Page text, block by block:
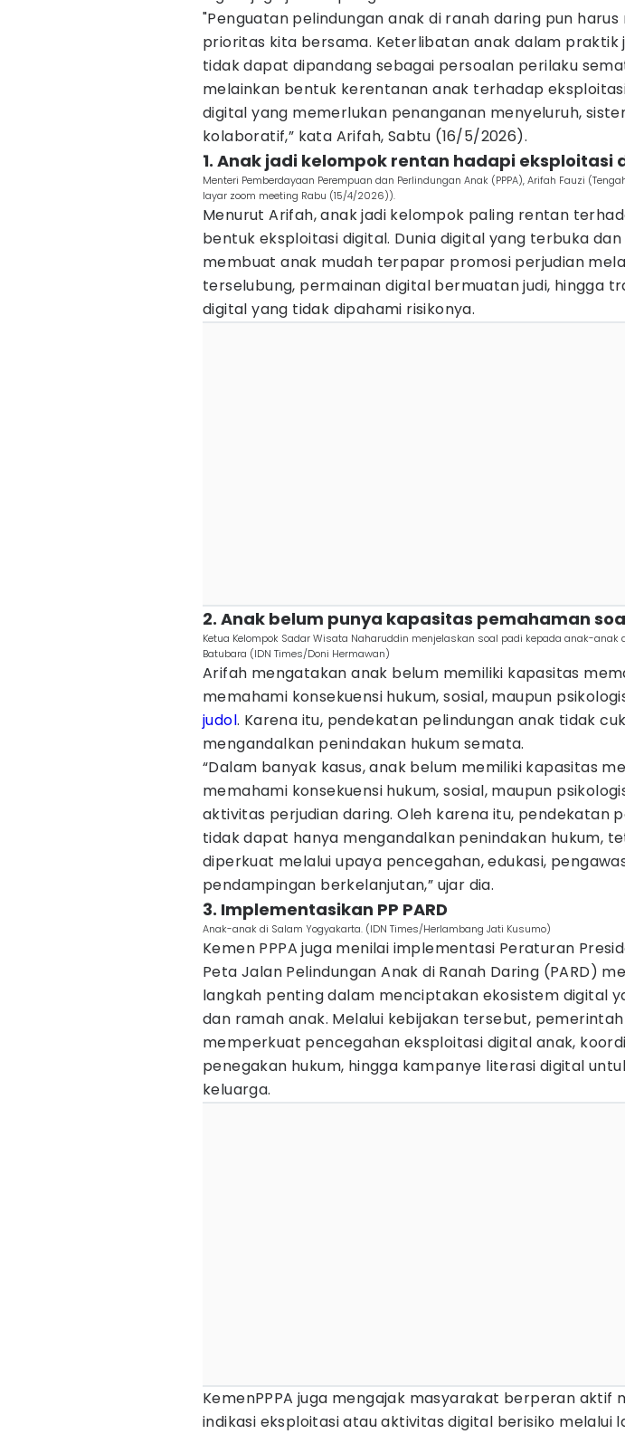
"Penguatan pelindungan anak di ranah daring pun harus
prioritas kita bersama. Keterlibatan anak dalam praktik
tidak dapat dipandang sebagai persoalan perilaku
melainkan bentuk kerentanan anak terhadap
digital yang memerlukan penanganan menyeluruh,
kolaboratif,” kata Arifah, Sabtu (16/5/2026).
1. Anak jadi kelompok rentan hadapi eksploitasi
Menteri Pemberdayaan Perempuan dan Perlindungan Anak (PPPA), Arifah Fauzi
layar zoom meeting Rabu (15/4/2026)).
Menurut Arifah, anak jadi kelompok paling rentan
bentuk eksploitasi digital. Dunia digital yang terbuka dan
membuat anak mudah terpapar promosi perjudian
terselubung, permainan digital bermuatan judi, hingga
digital yang tidak dipahami risikonya.
2. Anak belum punya kapasitas pemahaman
Ketua Kelompok Sadar Wisata Naharuddin menjelaskan soal padi kepada anak-anak
Batubara (IDN Times/Doni Hermawan)
Arifah mengatakan anak belum memiliki kapasitas
memahami konsekuensi hukum, sosial, maupun
judol. Karena itu, pendekatan pelindungan anak tidak
mengandalkan penindakan hukum semata.
“Dalam banyak kasus, anak belum memiliki kapasitas
memahami konsekuensi hukum, sosial, maupun
aktivitas perjudian daring. Oleh karena itu, pendekatan
tidak dapat hanya mengandalkan penindakan hukum,
diperkuat melalui upaya pencegahan, edukasi,
pendampingan berkelanjutan,” ujar dia.
3. Implementasikan PP PARD
Anak-anak di Salam Yogyakarta. (IDN Times/Herlambang Jati Kusumo)
Kemen PPPA juga menilai implementasi Peraturan
Peta Jalan Pelindungan Anak di Ranah Daring (PARD)
langkah penting dalam menciptakan ekosistem digital
dan ramah anak. Melalui kebijakan tersebut, pemerintah
memperkuat pencegahan eksploitasi digital anak,
penegakan hukum, hingga kampanye literasi digital
keluarga.
KemenPPPA juga mengajak masyarakat berperan aktif
indikasi eksploitasi atau aktivitas digital berisiko melalui